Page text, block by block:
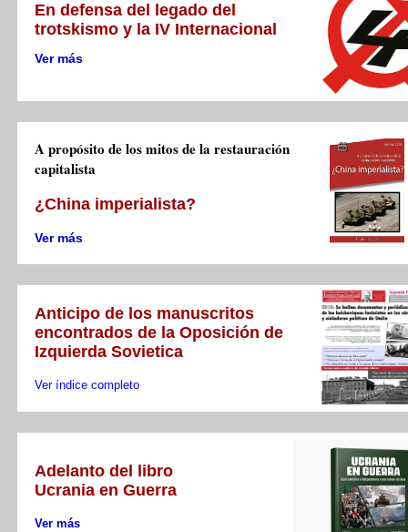
En defensa del legado del
trotskismo y la IV Internacional
Ver más
A propósito de los mitos de la restauración
capitalista
¿China imperialista?
Ver más
Anticipo de los manuscritos
encontrados de la Oposición de
Izquierda Sovietica
Ver índice completo
Adelanto del libro
Ucrania en Guerra
Ver más